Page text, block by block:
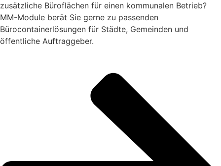
zusätzliche Büroflächen für einen kommunalen Betrieb?
MM-Module berät Sie gerne zu passenden
Bürocontainerlösungen für Städte, Gemeinden und
öffentliche Auftraggeber.